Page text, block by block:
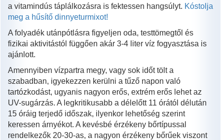
a vitamindús táplálkozásra is fektessen hangsúlyt. Kóstolja
meg a hűsítő dinnyeturmixot!
A folyadék utánpótlásra figyeljen oda, testtömegtől és
fizikai aktivitástól függően akár 3-4 liter víz fogyasztása is
ajánlott.
Amennyiben vízpartra megy, vagy sok időt tölt a
szabadban, igyekezzen kerülni a tűző napon való
tartózkodást, ugyanis nagyon erős, extrém erős lehet az
UV-sugárzás. A legkritikusabb a délelőtt 11 órától délután
15 óráig terjedő időszak, ilyenkor lehetőség szerint
keressen árnyékot. A kevésbé érzékeny bőrtípussal
rendelkezők 20-30-as, a nagyon érzékeny bőrűek viszont